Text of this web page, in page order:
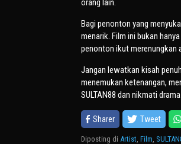
orang lain.
Bagi penonton yang
menarik. Film ini bukan
penonton ikut merenungkan
Jangan lewatkan kisah
menemukan ketenangan,
SULTAN88 dan nikmati
Sharer Tweet
Diposting di Artist, Film,